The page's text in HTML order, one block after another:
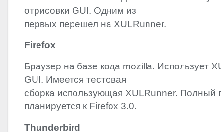
отрисовки GUI. Одним из
первых перешел на XULRunner.
Firefox
Браузер на базе кода mozilla. Использует
GUI. Имеется тестовая
сборка использующая XULRunner. Полный
планируется к Firefox 3.0.
Thunderbird